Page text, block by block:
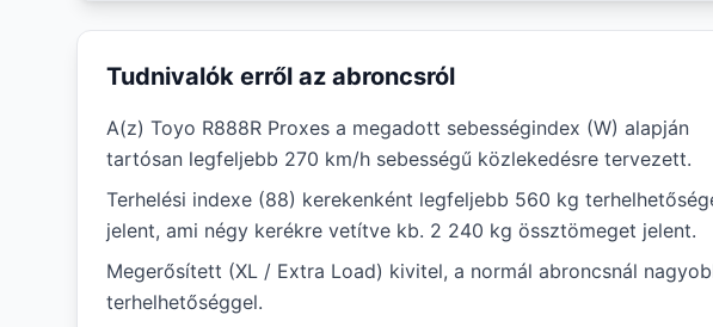
Tudnivalók erről az abroncsról
A(z) Toyo R888R Proxes a megadott sebességindex (W) alapján
tartósan legfeljebb 270 km/h sebességű közlekedésre tervezett.
Terhelési indexe (88) kerekenként legfeljebb 560 kg
jelent, ami négy kerékre vetítve kb. 2 240 kg össztömeget jelent.
Megerősített (XL / Extra Load) kivitel, a normál abroncsnál
terhelhetőséggel.